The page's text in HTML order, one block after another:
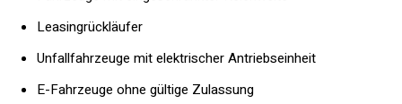
Leasingrückläufer
Unfallfahrzeuge mit elektrischer Antriebseinheit
E-Fahrzeuge ohne gültige Zulassung